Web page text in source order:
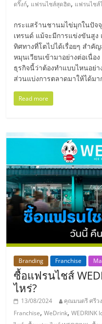
ไชส์,
ที่
ปรึกษา
แฟ
รน
ไชส์,
รวม
แฟ
รน
ไชส์
ขาย
ดริ๊งก์, แฟรนไชส์สุดฮิต, แฟรนไชส์
กระแสร้านชานมไข่มุกในปัจ
เทรนด์ แม้จะมีการแข่งขันสูง
ทิศทางที่โตไปได้เรื่อยๆ สำคั
หมุนเวียนเข้ามาอย่างต่อเนื่อ
ธุรกิจนี้ว่าต้องทำแบบไหนอย่า
ส่วนแบ่งการตลาดมาให้ได้ม
Read more
Branding Franchise
ซื้อแฟรนไชส์
ไหร่?
13/08/2024 คุณมนตรี ศรีว
Franchise,WeDrink,WEDRINK